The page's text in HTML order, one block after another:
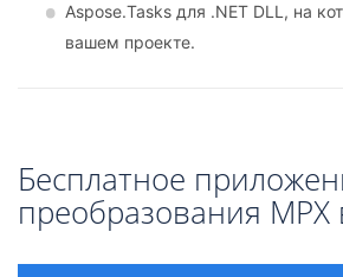
Aspose.Tasks для .NET DLL, на
вашем проекте.
Бесплатное
преобразования MPX